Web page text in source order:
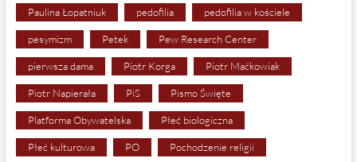
Paulina Łopatniuk pedofilia pedofilia w kościele
pesymizm Petek Pew Research Center
pierwsza dama Piotr Korga Piotr Maćkowiak
Piotr Napierała PiS Pismo Święte
Platforma Obywatelska Płeć biologiczna
Płeć kulturowa PO Pochodzenie religii